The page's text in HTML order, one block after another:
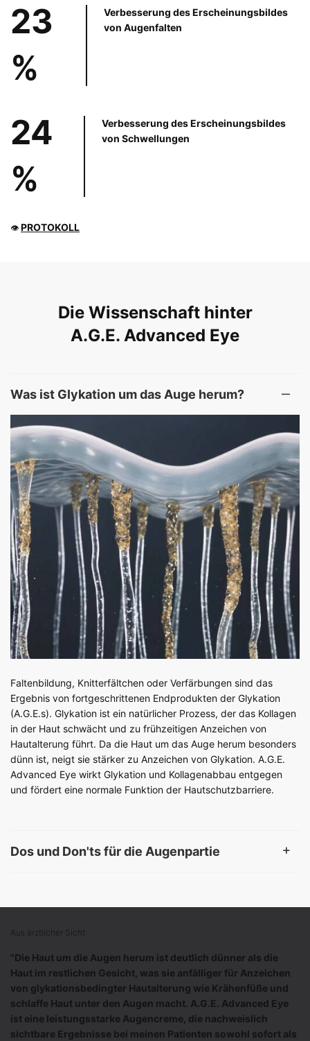
23
%
Verbesserung des Erscheinungsbildes
von Augenfalten
24
%
Verbesserung des Erscheinungsbildes
von Schwellungen
👁 PROTOKOLL
Die Wissenschaft hinter
A.G.E. Advanced Eye
Was ist Glykation um das Auge herum?
Faltenbildung, Knitterfältchen oder Verfärbungen sind das
Ergebnis von fortgeschrittenen Endprodukten der Glykation
(A.G.E.s). Glykation ist ein natürlicher Prozess, der das Kollagen
in der Haut schwächt und zu frühzeitigen Anzeichen von
Hautalterung führt. Da die Haut um das Auge herum besonders
dünn ist, neigt sie stärker zu Anzeichen von Glykation. A.G.E.
Advanced Eye wirkt Glykation und Kollagenabbau entgegen
und fördert eine normale Funktion der Hautschutzbarriere.
Dos und Don'ts für die Augenpartie
Aus ärztlicher Sicht
"Die Haut um die Augen herum ist deutlich dünner als die
Haut im restlichen Gesicht, was sie anfälliger für Anzeichen
von glykationsbedingter Hautalterung wie Krähenfüße und
schlaffe Haut unter den Augen macht. A.G.E. Advanced Eye
ist eine leistungsstarke Augencreme, die nachweislich
sichtbare Ergebnisse bei meinen Patienten sowohl sofort als